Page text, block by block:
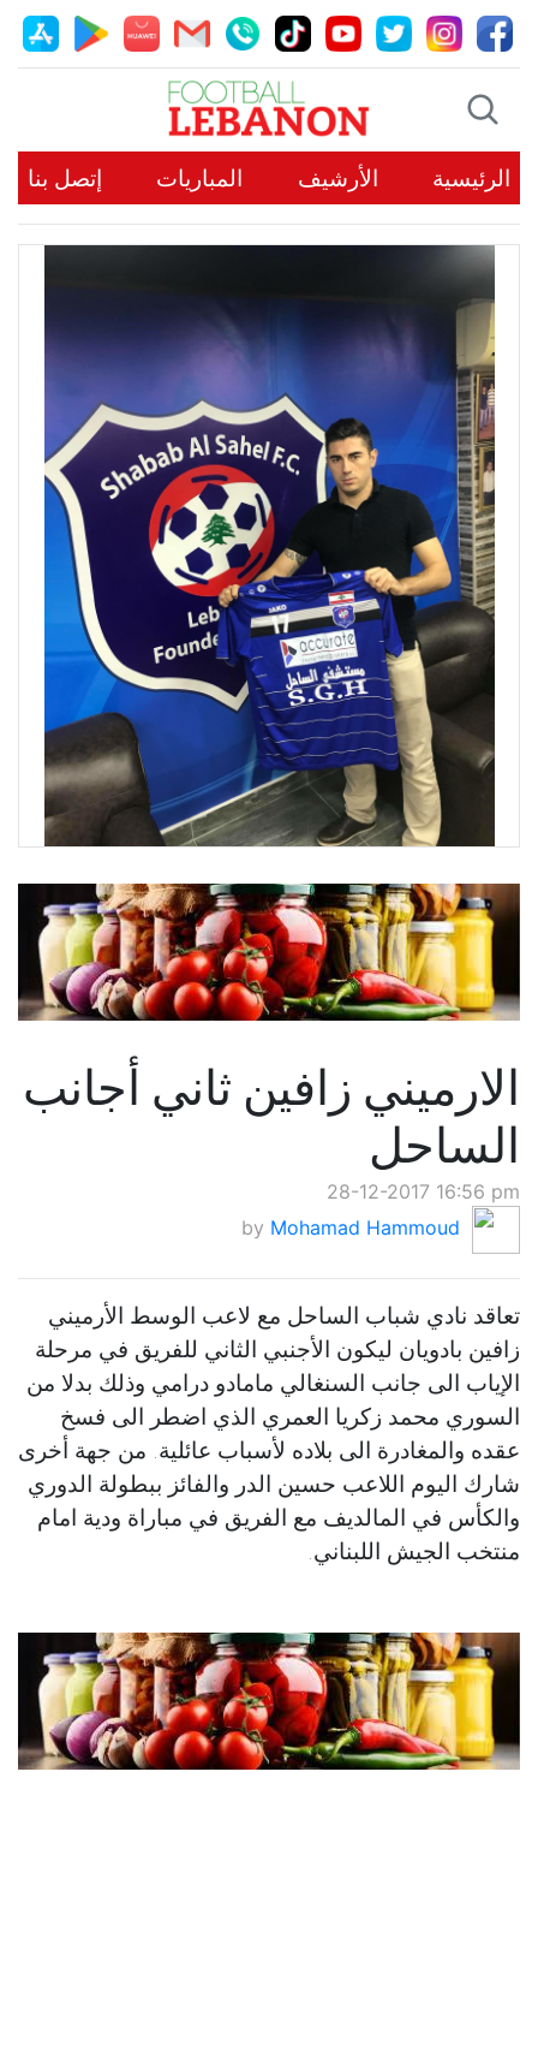
الرئيسية الأرشيف المباريات إتصل بنا
الارميني زافين ثاني أجانب
الساحل
28-12-2017 16:56 pm
by Mohamad Hammoud
تعاقد نادي شباب الساحل مع لاعب الوسط الأرميني
زافين بادويان ليكون الأجنبي الثاني للفريق في مرحلة
الإياب الى جانب السنغالي مامادو درامي وذلك بدلا من
السوري محمد زكريا العمري الذي اضطر الى فسخ
عقده والمغادرة الى بلاده لأسباب عائلية. من جهة أخرى
شارك اليوم اللاعب حسين الدر والفائز ببطولة الدوري
والكأس في المالديف مع الفريق في مباراة ودية امام
منتخب الجيش اللبناني.